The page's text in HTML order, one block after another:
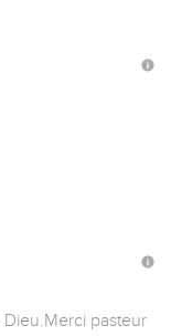
pasteur